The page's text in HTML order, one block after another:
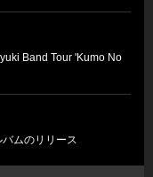
Band Tour 'Kumo No
ムのリリース